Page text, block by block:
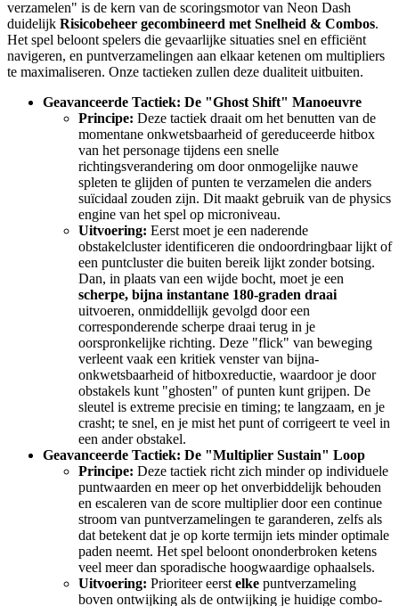
verzamelen" is de kern van de scoringsmotor van Neon Dash
duidelijk Risicobeheer gecombineerd met Snelheid & Combos.
Het spel beloont spelers die gevaarlijke situaties snel en efficiënt
navigeren, en puntverzamelingen aan elkaar ketenen om multipliers
te maximaliseren. Onze tactieken zullen deze dualiteit uitbuiten.
Geavanceerde Tactiek: De "Ghost Shift" Manoeuvre
Principe: Deze tactiek draait om het benutten van de
momentane onkwetsbaarheid of gereduceerde hitbox
van het personage tijdens een snelle
richtingsverandering om door onmogelijke nauwe
spleten te glijden of punten te verzamelen die anders
suïcidaal zouden zijn. Dit maakt gebruik van de physics
engine van het spel op microniveau.
Uitvoering: Eerst moet je een naderende
obstakelcluster identificeren die ondoordringbaar lijkt of
een puntcluster die buiten bereik lijkt zonder botsing.
Dan, in plaats van een wijde bocht, moet je een
scherpe, bijna instantane 180-graden draai
uitvoeren, onmiddellijk gevolgd door een
corresponderende scherpe draai terug in je
oorspronkelijke richting. Deze "flick" van beweging
verleent vaak een kritiek venster van bijna-
onkwetsbaarheid of hitboxreductie, waardoor je door
obstakels kunt "ghosten" of punten kunt grijpen. De
sleutel is extreme precisie en timing; te langzaam, en je
crasht; te snel, en je mist het punt of corrigeert te veel in
een ander obstakel.
Geavanceerde Tactiek: De "Multiplier Sustain" Loop
Principe: Deze tactiek richt zich minder op individuele
puntwaarden en meer op het onverbiddelijk behouden
en escaleren van de score multiplier door een continue
stroom van puntverzamelingen te garanderen, zelfs als
dat betekent dat je op korte termijn iets minder optimale
paden neemt. Het spel beloont ononderbroken ketens
veel meer dan sporadische hoogwaardige ophaalsels.
Uitvoering: Prioriteer eerst elke puntverzameling
boven ontwijking als de ontwijking je huidige combo-